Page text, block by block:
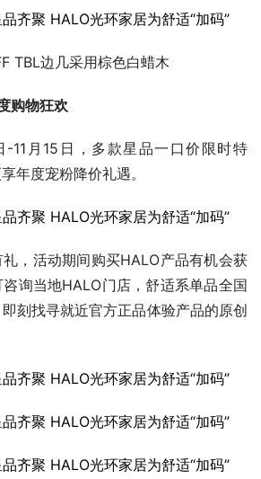
TBL边几采用棕色白蜡木
购物狂欢
-11月15日，多款星品一口价限时特
年度宠粉降价礼遇。
，活动期间购买HALO产品有机会获
询当地HALO门店，舒适系单品全国
刻找寻就近官方正品体验产品的原创